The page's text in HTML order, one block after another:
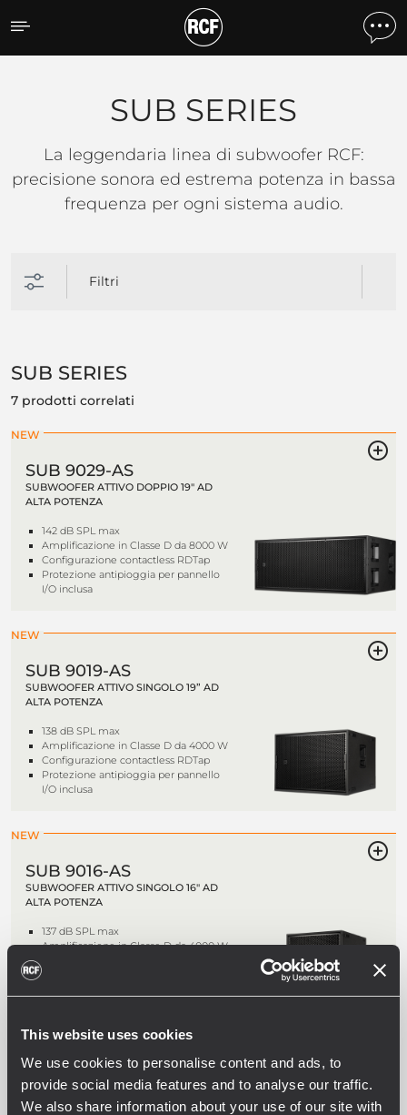
This website uses cookies
We use cookies to personalise content and ads, to
provide social media features and to analyse our traffic.
We also share information about your use of our site with
SUB SERIES
SUB SERIES
La leggendaria linea di subwoofer RCF:
precisione sonora ed estrema potenza in bassa
frequenza per ogni sistema audio.
Filtri
SUB SERIES
7 prodotti correlati
NEW
SUB 9029-AS
SUBWOOFER ATTIVO DOPPIO 19" AD
ALTA POTENZA
142 dB SPL max
Amplificazione in Classe D da 8000 W
Configurazione contactless RDTap
Protezione antipioggia per pannello
I/O inclusa
NEW
SUB 9019-AS
SUBWOOFER ATTIVO SINGOLO 19” AD
ALTA POTENZA
138 dB SPL max
Amplificazione in Classe D da 4000 W
Configurazione contactless RDTap
Protezione antipioggia per pannello
I/O inclusa
NEW
SUB 9016-AS
SUBWOOFER ATTIVO SINGOLO 16" AD
ALTA POTENZA
137 dB SPL max
Amplificazione in Classe D da 4000 W
SUB 8008-AS
SUBWOOFER ATTIVO PROFESSIONALE
DOPPIO 18"